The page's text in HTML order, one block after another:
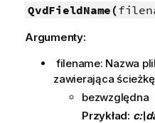
QvdFieldName(
Argumenty:
filename: Nazwa
zawierająca
bezwzględna
Przykład: